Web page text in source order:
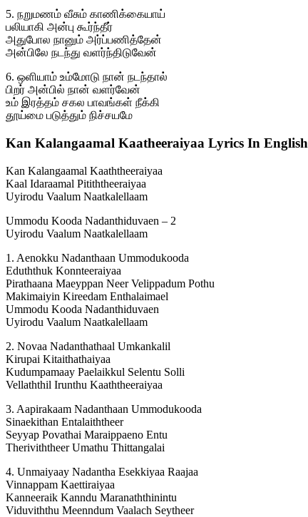
5. நறுமணம் வீசும் காணிக்கையாய்
பலியாகி அன்பு கூர்ந்தீர்
அதுபோல நானும் அர்ப்பணித்தேன்
அன்பிலே நடந்து வளர்ந்திடுவேன்
6. ஒளியாம் உம்மோடு நான் நடந்தால்
பிறர் அன்பில் நான் வளர்வேன்
உம் இரத்தம் சகல பாவங்கள் நீக்கி
தூய்மை படுத்தும் நிச்சயமே
Kan Kalangaamal Kaatheeraiyaa Lyrics In English
Kan Kalangaamal Kaaththeeraiyaa
Kaal Idaraamal Pitiththeeraiyaa
Uyirodu Vaalum Naatkalellaam
Ummodu Kooda Nadanthiduvaen – 2
Uyirodu Vaalum Naatkalellaam
1. Aenokku Nadanthaan Ummodukooda
Eduththuk Konnteeraiyaa
Pirathaana Maeyppan Neer Velippadum Pothu
Makimaiyin Kireedam Enthalaimael
Ummodu Kooda Nadanthiduvaen
Uyirodu Vaalum Naatkalellaam
2. Novaa Nadanthathaal Umkankalil
Kirupai Kitaithathaiyaa
Kudumpamaay Paelaikkul Selentu Solli
Vellaththil Irunthu Kaaththeeraiyaa
3. Aapirakaam Nadanthaan Ummodukooda
Sinaekithan Entalaiththeer
Seyyap Povathai Maraippaeno Entu
Theriviththeer Umathu Thittangalai
4. Unmaiyaay Nadantha Esekkiyaa Raajaa
Vinnappam Kaettiraiyaa
Kanneeraik Kanndu Maranaththinintu
Viduviththu Meenndum Vaalach Seytheer